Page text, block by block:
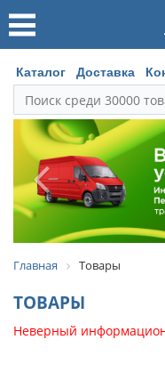
Каталог Доставка
Главная Товары
ТОВАРЫ
Неверный